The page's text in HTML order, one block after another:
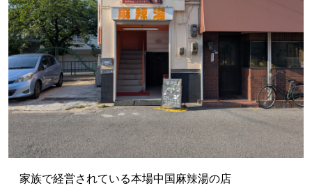
家族で経営されている本場中国麻辣湯の店